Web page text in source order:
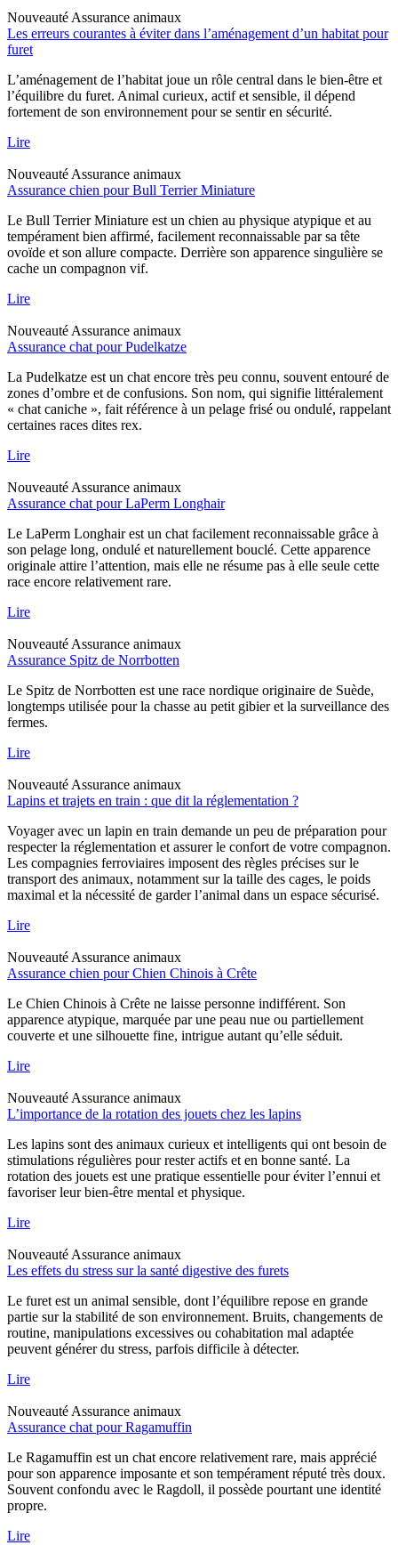
Nouveauté Assurance animaux
Les erreurs courantes à éviter dans l’aménagement d’un habitat pour
furet
L’aménagement de l’habitat joue un rôle central dans le bien-être et
l’équilibre du furet. Animal curieux, actif et sensible, il dépend
fortement de son environnement pour se sentir en sécurité.
Lire
Nouveauté Assurance animaux
Assurance chien pour Bull Terrier Miniature
Le Bull Terrier Miniature est un chien au physique atypique et au
tempérament bien affirmé, facilement reconnaissable par sa tête
ovoïde et son allure compacte. Derrière son apparence singulière se
cache un compagnon vif.
Lire
Nouveauté Assurance animaux
Assurance chat pour Pudelkatze
La Pudelkatze est un chat encore très peu connu, souvent entouré de
zones d’ombre et de confusions. Son nom, qui signifie littéralement
« chat caniche », fait référence à un pelage frisé ou ondulé, rappelant
certaines races dites rex.
Lire
Nouveauté Assurance animaux
Assurance chat pour LaPerm Longhair
Le LaPerm Longhair est un chat facilement reconnaissable grâce à
son pelage long, ondulé et naturellement bouclé. Cette apparence
originale attire l’attention, mais elle ne résume pas à elle seule cette
race encore relativement rare.
Lire
Nouveauté Assurance animaux
Assurance Spitz de Norrbotten
Le Spitz de Norrbotten est une race nordique originaire de Suède,
longtemps utilisée pour la chasse au petit gibier et la surveillance des
fermes.
Lire
Nouveauté Assurance animaux
Lapins et trajets en train : que dit la réglementation ?
Voyager avec un lapin en train demande un peu de préparation pour
respecter la réglementation et assurer le confort de votre compagnon.
Les compagnies ferroviaires imposent des règles précises sur le
transport des animaux, notamment sur la taille des cages, le poids
maximal et la nécessité de garder l’animal dans un espace sécurisé.
Lire
Nouveauté Assurance animaux
Assurance chien pour Chien Chinois à Crête
Le Chien Chinois à Crête ne laisse personne indifférent. Son
apparence atypique, marquée par une peau nue ou partiellement
couverte et une silhouette fine, intrigue autant qu’elle séduit.
Lire
Nouveauté Assurance animaux
L’importance de la rotation des jouets chez les lapins
Les lapins sont des animaux curieux et intelligents qui ont besoin de
stimulations régulières pour rester actifs et en bonne santé. La
rotation des jouets est une pratique essentielle pour éviter l’ennui et
favoriser leur bien-être mental et physique.
Lire
Nouveauté Assurance animaux
Les effets du stress sur la santé digestive des furets
Le furet est un animal sensible, dont l’équilibre repose en grande
partie sur la stabilité de son environnement. Bruits, changements de
routine, manipulations excessives ou cohabitation mal adaptée
peuvent générer du stress, parfois difficile à détecter.
Lire
Nouveauté Assurance animaux
Assurance chat pour Ragamuffin
Le Ragamuffin est un chat encore relativement rare, mais apprécié
pour son apparence imposante et son tempérament réputé très doux.
Souvent confondu avec le Ragdoll, il possède pourtant une identité
propre.
Lire